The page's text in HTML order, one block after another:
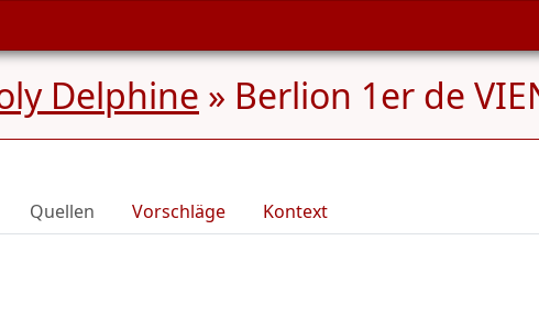
Delphine » Berlion 1er de
Quellen Vorschläge Kontext